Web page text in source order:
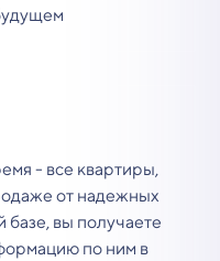
- все квартиры,
от надежных
базе, вы получаете
по ним в